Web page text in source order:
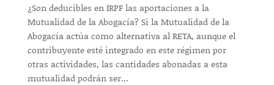
¿Son deducibles en IRPF las aportaciones a la
Mutualidad de la Abogacía? Si la Mutualidad de la
Abogacía actúa como alternativa al RETA, aunque el
contribuyente esté integrado en este régimen por
otras actividades, las cantidades abonadas a esta
mutualidad podrán ser...